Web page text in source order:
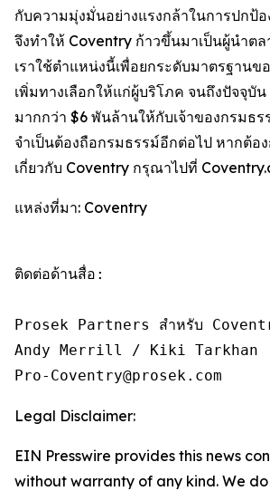
กับความมุ่งมั่นอย่างแรงกล้าในการปกป้
จึงทำให้ Coventry ก้าวขึ้นมาเป็นผู้นำตล
เราใช้ตำแหน่งนี้เพื่อยกระดับมาตรฐานข
เพิ่มทางเลือกให้แก่ผู้บริโภค จนถึงปัจจุบั
มากกว่า $6 พันล้านให้กับเจ้าของกรมธ
จำเป็นต้องถือกรมธรรม์อีกต่อไป หากต้อง
เกี่ยวกับ Coventry กรุณาไปที่
แหล่งที่มา: Coventry
ติดต่อด้านสื่อ:
Prosek Partners สำหรับ
Andy Merrill / Kiki Tarkhan
Pro-Coventry@prosek.com
Legal Disclaimer:
EIN Presswire provides this news
without warranty of any kind. We